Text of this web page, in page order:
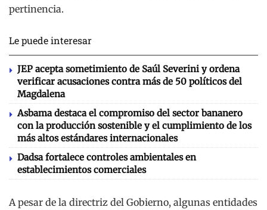
pertinencia.
Le puede interesar
JEP acepta sometimiento de Saúl Severini y ordena
verificar acusaciones contra más de 50 políticos del
Magdalena
Asbama destaca el compromiso del sector bananero
con la producción sostenible y el cumplimiento de los
más altos estándares internacionales
Dadsa fortalece controles ambientales en
establecimientos comerciales
A pesar de la directriz del Gobierno, algunas entidades